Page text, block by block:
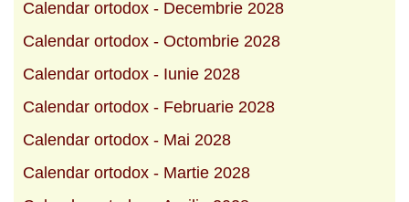
Calendar ortodox - Decembrie 2028
Calendar ortodox - Octombrie 2028
Calendar ortodox - Iunie 2028
Calendar ortodox - Februarie 2028
Calendar ortodox - Mai 2028
Calendar ortodox - Martie 2028